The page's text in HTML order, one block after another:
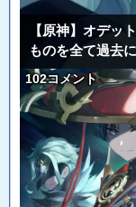
【原神】オデッ
ものを全て過去
102コメント